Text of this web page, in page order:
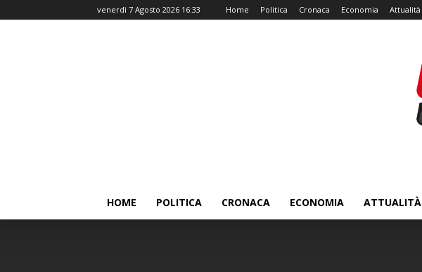
venerdì 7 Agosto 2026 16:33 Home Politica Cronaca Economia Attualità
HOME POLITICA CRONACA ECONOMIA ATTUALITÀ